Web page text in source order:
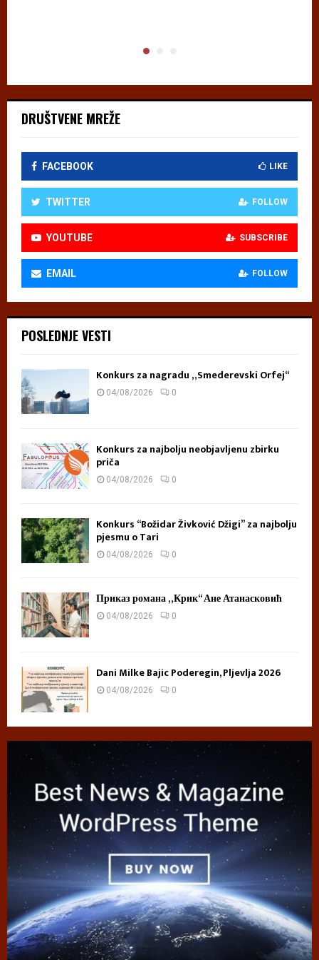
DRUŠTVENE MREŽE
FACEBOOK LIKE
TWITTER FOLLOW
YOUTUBE SUBSCRIBE
EMAIL FOLLOW
POSLEDNJE VESTI
Konkurs za nagradu „Smederevski Orfej“
04/08/2026 0
Konkurs za najbolju neobjavljenu zbirku
priča
04/08/2026 0
Konkurs “Božidar Živković Džigi” za najbolju
pjesmu o Tari
04/08/2026 0
Приказ романа „Крик“ Ане Атанасковић
04/08/2026 0
Dani Milke Bajic Poderegin, Pljevlja 2026
04/08/2026 0